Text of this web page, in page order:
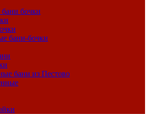
бочки
бани-бочки
бани из Пестово